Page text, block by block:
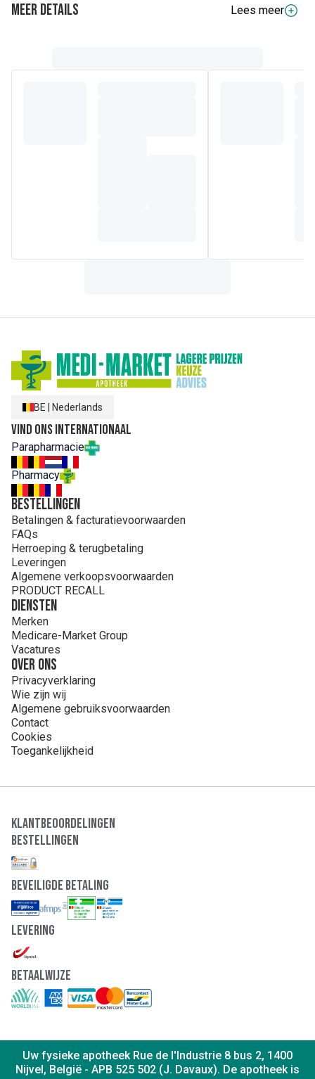
Meer details
Lees meer
en winterhard. Zijn stengels zijn vierhoekig, zijn ovale,
BE Nederlands
Vind ons internationaal
Parapharmacie
Pharmacy
Bestellingen
Betalingen & facturatievoorwaarden
FAQs
Herroeping & terugbetaling
Leveringen
Algemene verkoopsvoorwaarden
PRODUCT RECALL
Diensten
Merken
Medicare-Market Group
Vacatures
Over ons
Privacyverklaring
Wie zijn wij
Algemene gebruiksvoorwaarden
Contact
Cookies
Toegankelijkheid
Klantbeoordelingen
Bestellingen
Beveiligde Betaling
Levering
Betaalwijze
Uw fysieke apotheek Rue de l'Industrie 8 bus 2, 1400
Nijvel, België - APB 525 502 (J. Davaux). De apotheek is